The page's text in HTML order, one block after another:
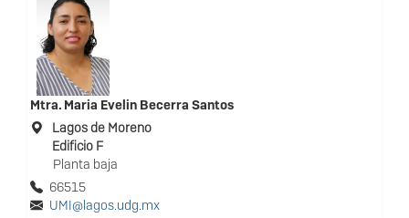
Mtra. Maria Evelin Becerra Santos
Lagos de Moreno
Edificio F
Planta baja
66515
UMI@lagos.udg.mx